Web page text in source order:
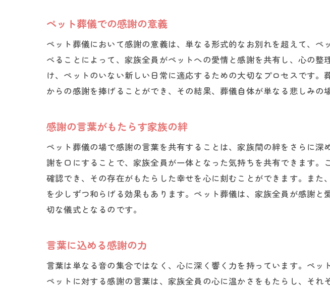
感謝のメッセージ
ペット葬儀での感
感謝を伝えるため
ペット葬儀での感謝の
思い出を通じて感
ペットとの思い出
感謝の言葉が紡ぐ
ペット葬儀で感謝の気
ペット葬儀での感謝の意義
ペット葬儀において感謝の意義は、単なる形式的なお別れを超えて、
べることによって、家族全員がペットへの愛情と感謝を共有し、心の
け、ペットのいない新しい日常に適応するための大切なプロセスです
からの感謝を捧げることができ、その結果、葬儀自体が単なる悲しみの
感謝の言葉がもたらす家族の絆
ペット葬儀の場で感謝の言葉を共有することは、家族間の絆をさらに
謝を口にすることで、家族全員が一体となった気持ちを共有できます
確認でき、その存在がもたらした幸せを心に刻むことができます。ま
を少しずつ和らげる効果もあります。ペット葬儀は、家族全員が感謝
切な儀式となるのです。
言葉に込める感謝の力
言葉は単なる音の集合ではなく、心に深く響く力を持っています。ペ
ペットに対する感謝の言葉は、家族全員の心に温かさをもたらし、そ